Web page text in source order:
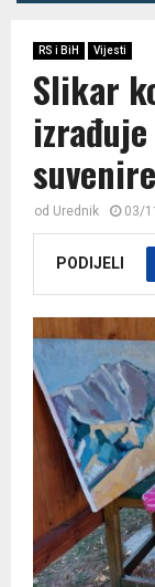
RS i BiH Vijesti
Slikar
suvenire
od Urednik 03/
PODIJELI